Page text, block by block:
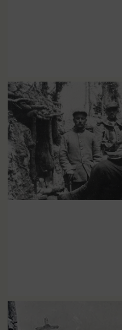
Tout savoir sur la Grande
Guerre
Dates clés de la Grande
Guerre